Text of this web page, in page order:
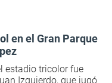
en el Gran Parque
estadio tricolor fue
Izquierdo, que jugó